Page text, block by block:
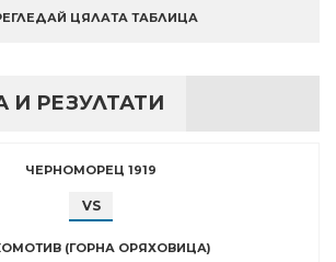
ЦЯЛАТА ТАБЛИЦА
И РЕЗУЛТАТИ
ЧЕРНОМОРЕЦ 1919
VS
(ГОРНА ОРЯХОВИЦА)